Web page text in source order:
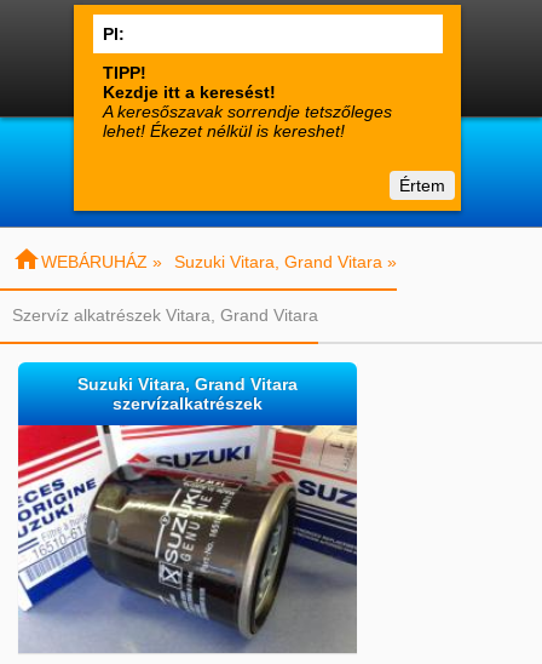
 suzuki-alkatreszek.hu
Kapcsolat
Értem
Termékek 
WEBÁRUHÁZ » Suzuki Vitara, Grand Vitara »
Szervíz alkatrészek Vitara, Grand Vitara
Suzuki Vitara, Grand Vitara
szervízalkatrészek